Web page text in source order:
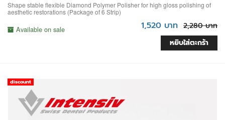
Shape stable flexible Diamond Polymer Polisher for high gloss polishing of
aesthetic restorations (Package of 6 Strip)
Available on sale 1,520 บาท 2,280 บาท
หยิบใส่ตะกร้า
discount